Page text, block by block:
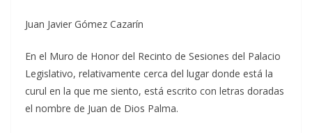
Juan Javier Gómez Cazarín
En el Muro de Honor del Recinto de Sesiones del Palacio
Legislativo, relativamente cerca del lugar donde está la
curul en la que me siento, está escrito con letras doradas
el nombre de Juan de Dios Palma.